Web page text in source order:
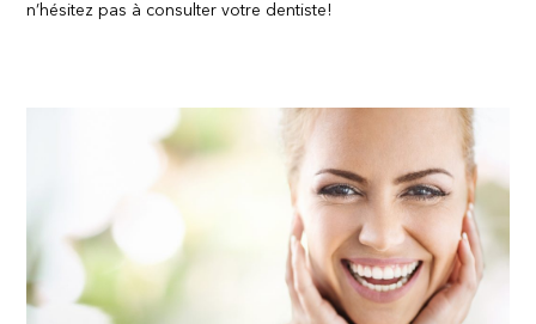
n’hésitez pas à consulter votre dentiste!